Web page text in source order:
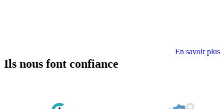
Ils nous font confiance
En savoir plus